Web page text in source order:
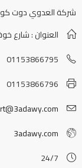
شركة العدوي دوت
العنوان : شارع
01153866795
01153866796
3adawy.com
24/7